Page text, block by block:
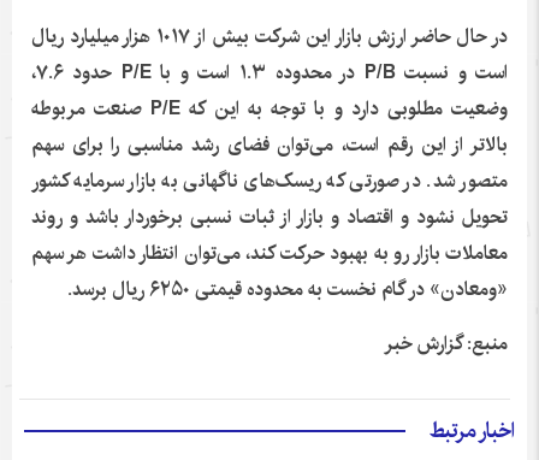
در حال حاضر ارزش بازار این شرکت بیش از ۱۰۱۷ هزار میلیارد ریال
است و نسبتP/B در محدوده ۱.۳ است و با P/E
حدود ۷.۶،
وضعیت مطلوبی دارد و با توجه به این کهP/E
صنعت مربوطه
بالاتر از این رقم است، می‌توان فضای رشد مناسبی را برای سهم
متصور شد. در صورتی که ریسک‌های ناگهانی به بازار سرمایه کشور
تحویل نشود و اقتصاد و بازار از ثبات نسبی برخوردار باشد و روند
معاملات بازار رو به بهبود حرکت کند، می‌توان انتظار داشت هر سهم
«ومعادن» در گام نخست به محدوده قیمتی ۶۲۵۰ ریال برسد.
منبع: گزارش خبر
اخبار مرتبط